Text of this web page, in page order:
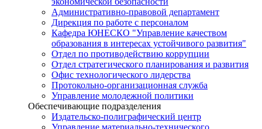
Административно-правовой департамент
Дирекция по работе с персоналом
Кафедра ЮНЕСКО "Управление качеством
образования в интересах устойчивого развития"
Отдел по противодействию коррупции
Отдел стратегического планирования и развития
Офис технологического лидерства
Протокольно-организационная служба
Управление молодежной политики
Обеспечивающие подразделения
Издательско-полиграфический центр
Управление материально-технического